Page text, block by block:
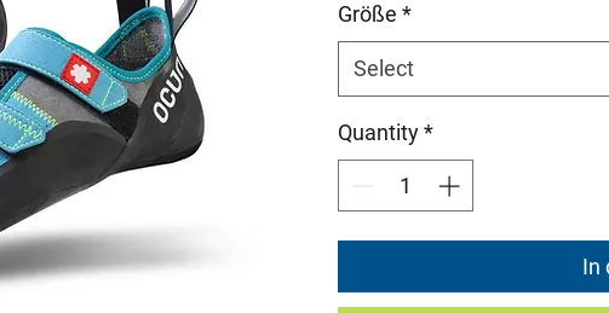
Größe *
Select
Quantity*
In